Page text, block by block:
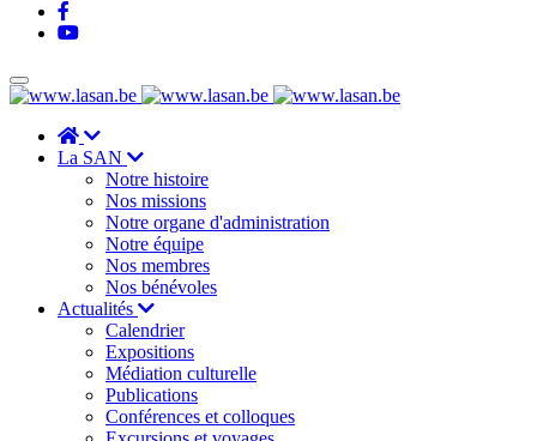
La SAN
Notre histoire
Nos missions
Notre organe d'administration
Notre équipe
Nos membres
Nos bénévoles
Actualités
Calendrier
Expositions
Médiation culturelle
Publications
Conférences et colloques